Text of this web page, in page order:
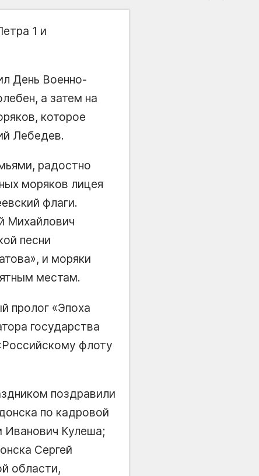
1 и
День Военно-
а затем на
которое
Лебедев.
радостно
моряков лицея
флаги.
Михайлович
песни
и моряки
местам.
пролог «Эпоха
государства
флоту
поздравили
по кадровой
Иванович Кулеша;
Сергей
области,